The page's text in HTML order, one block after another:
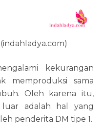
kekurangan
memproduksi sama
Oleh karena itu,
adalah hal yang
penderita DM tipe 1.